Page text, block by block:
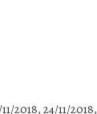
2018, 24/11/2018,